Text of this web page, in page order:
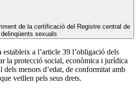
de la certificació del Registre central de
delinqüents sexuals
a l’article 39 l’obligació dels
la protecció social, econòmica i jurídica
dels menors d’edat, de conformitat amb
vetllen pels seus drets.